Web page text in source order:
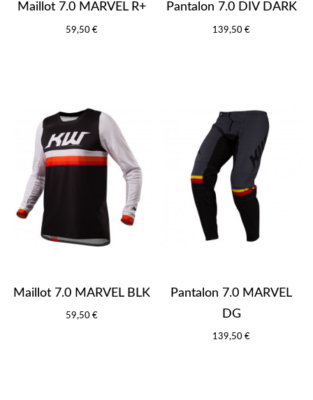
Maillot 7.0 MARVEL R+
59,50 €
Pantalon 7.0 DIV DARK
139,50 €
Maillot 7.0 MARVEL BLK
59,50 €
Pantalon 7.0 MARVEL
DG
139,50 €